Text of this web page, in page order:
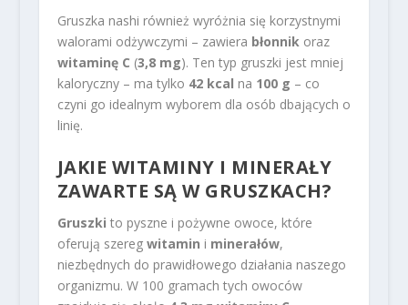
Gruszka nashi również wyróżnia się korzystnymi
walorami odżywczymi – zawiera błonnikoraz
witaminę C (3,8 mg). Ten typ gruszki jest mniej
kaloryczny – ma tylko 42 kcal na 100 g – co
czyni go idealnym wyborem dla osób dbających o
linię.
JAKIE WITAMINY I MINERAŁY
ZAWARTE SĄ W GRUSZKACH?
Gruszki to pyszne i pożywne owoce, które
oferują szereg witamin i minerałów,
niezbędnych do prawidłowego działania naszego
organizmu. W 100 gramach tych owoców